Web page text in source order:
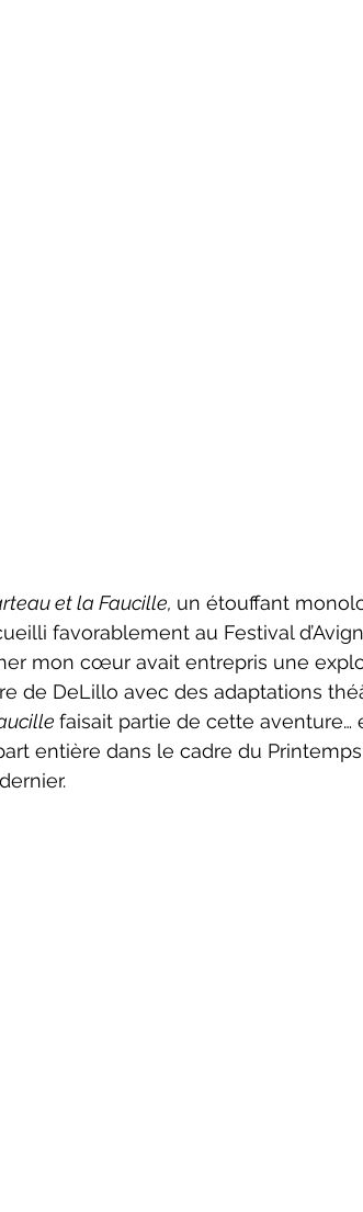
et la Faucille, un étouffant
favorablement au Festival
mon cœur avait entrepris une
de DeLillo avec des adaptations
faisait partie de cette
entière dans le cadre du